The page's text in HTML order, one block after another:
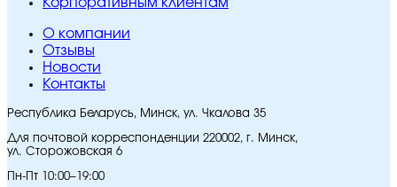
Корпоративным клиентам
O компании
Отзывы
Новости
Контакты
Республика Беларусь, Минск, ул. Чкалова 35
Для почтовой корреспонденции 220002, г. Минск,
ул. Сторожовская 6
Пн-Пт 10:00–19:00